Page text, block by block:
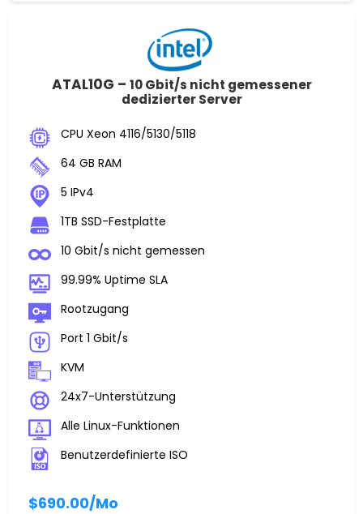
ATAL10G – 10 Gbit/s nicht gemessener
dedizierter Server
CPU Xeon 4116/5130/5118
64 GB RAM
5 IPv4
1TB SSD-Festplatte
10 Gbit/s nicht gemessen
99.99% Uptime SLA
Rootzugang
Port 1 Gbit/s
KVM
24x7-Unterstützung
Alle Linux-Funktionen
Benutzerdefinierte ISO
$690.00/Mo